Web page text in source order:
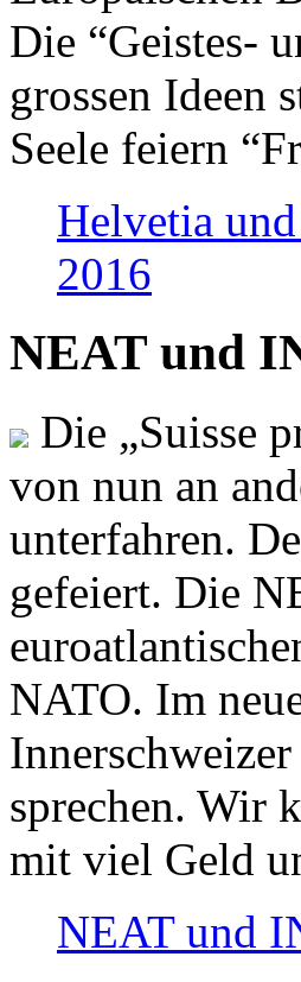
Die “Geistes-
grossen Ideen
Seele feiern
Helvetia
2016
NEAT und
Die „Suisse
von nun an
unterfahren.
gefeiert. Die
NATO. Im
sprechen. Wir
mit viel Geld
NEAT und